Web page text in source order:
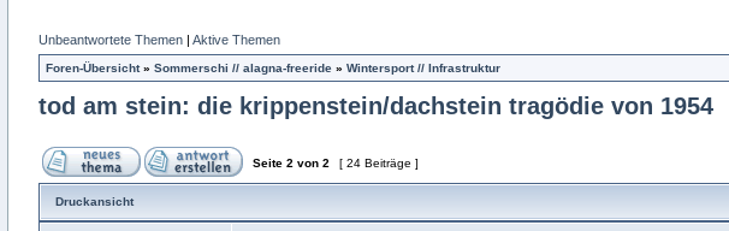
Unbeantwortete Themen | Aktive Themen
Foren-Übersicht» Sommerschi // alagna-freeride » Wintersport // Infrastruktur
tod am stein: die krippenstein/dachstein tragödie von 1954
Seite 2 von 2 [ 24 Beiträge ]
Druckansicht